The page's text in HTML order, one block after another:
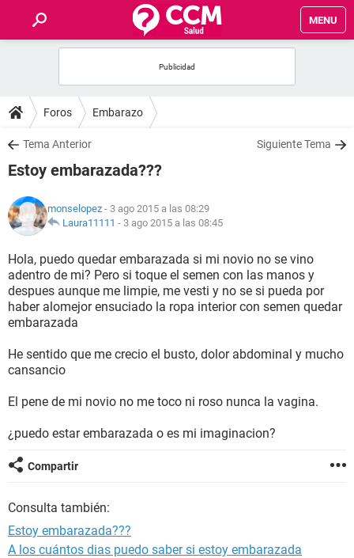
MENU
FOROS
SALUD
FAMILIA
NUTRICIÓN
BIENESTAR
SEXUALIDAD
Foros Embarazo
Tema Anterior Siguiente Tema
Estoy embarazada???
monselopez - 3 ago 2015 a las 08:29
Laura11111 - 3 ago 2015 a las 08:45
Hola, puedo quedar embarazada si mi novio no se vino
adentro de mi? Pero si toque el semen con las manos y
despues aunque me limpie, me vesti y no se si pueda por
haber alomejor ensuciado la ropa interior con semen quedar
embarazada
He sentido que me crecio el busto, dolor abdominal y mucho
cansancio
El pene de mi novio no me toco ni roso nunca la vagina.
¿puedo estar embarazada o es mi imaginacion?
Compartir
Consulta también:
Estoy embarazada???
A los cuántos dias puedo saber si estoy embarazada